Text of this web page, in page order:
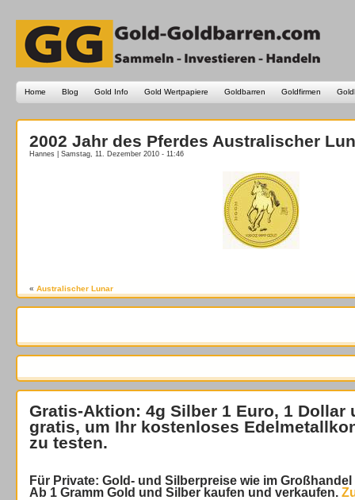
Home Blog Gold Info Gold Wertpapiere Goldbarren Goldfirmen
2002 Jahr des Pferdes Australischer
Hannes | Samstag, 11. Dezember 2010 - 11:46
« Australischer Lunar
Gratis-Aktion: 4g Silber 1 Euro, 1 Dollar
gratis, um Ihr kostenloses
zu testen.
Für Private: Gold- und Silberpreise wie im
Ab 1 Gramm Gold und Silber kaufen und verkaufen.